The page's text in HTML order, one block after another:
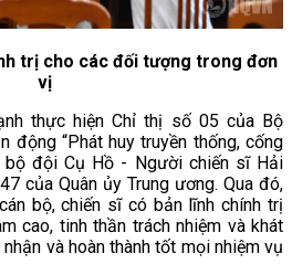
trị cho các đối tượng trong đơn
vị
thực hiện Chỉ thị số 05 của Bộ
động “Phát huy truyền thống, cống
bộ đội Cụ Hồ - Người chiến sĩ Hải
của Quân ủy Trung ương. Qua đó,
bộ, chiến sĩ có bản lĩnh chính trị
cao, tinh thần trách nhiệm và khát
và hoàn thành tốt mọi nhiệm vụ